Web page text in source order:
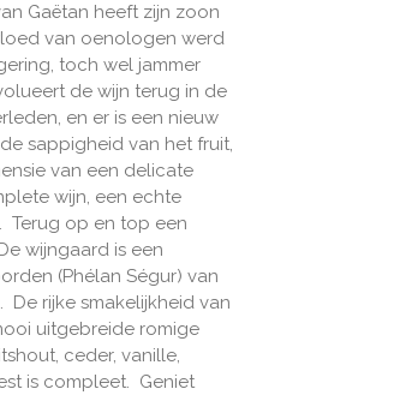
Gaëtan heeft zijn zoon
van oenologen werd
toch wel jammer
de wijn terug in de
en er is een nieuw
sappigheid van het fruit,
van een delicate
wijn, een echte
Terug op en top een
wijngaard is een
(Phélan Ségur) van
rijke smakelijkheid van
uitgebreide romige
ceder, vanille,
is compleet. Geniet